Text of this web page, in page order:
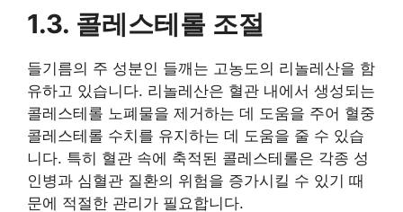
1.3. 콜레스테롤 조절
들기름의 주 성분인 들깨는 고농도의 리놀레산을 함
유하고 있습니다. 리놀레산은 혈관 내에서 생성되는
콜레스테롤 노폐물을 제거하는 데 도움을 주어 혈중
콜레스테롤 수치를 유지하는 데 도움을 줄 수 있습
니다. 특히 혈관 속에 축적된 콜레스테롤은 각종 성
인병과 심혈관 질환의 위험을 증가시킬 수 있기 때
문에 적절한 관리가 필요합니다.